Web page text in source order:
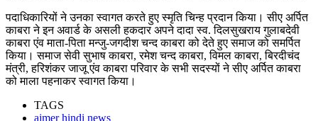
पदाधिकारियों ने उनका स्वागत करते हुए स्मृति चिन्ह प्रदान किया। सीए अर्पित
काबरा ने इन अवार्ड के असली हकदार अपने दादा स्व. दिलसुखराय गुलाबदेवी
काबरा एंव माता-पिता मन्जु-जगदीश चन्द काबरा को देते हुए समाज को समर्पित
किया। समाज सेवी सुभाष काबरा, रमेश चन्द काबरा, विमल काबरा, बिरदीचंद
मंत्री, हरिशंकर जाजू एंव काबरा परिवार के सभी सदस्यों ने सीए अर्पित काबरा
को माला पहनाकर स्वागत किया।
TAGS
ajmer hindi news